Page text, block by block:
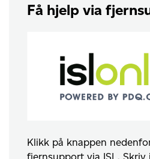
Få hjelp via
Klikk på knappen